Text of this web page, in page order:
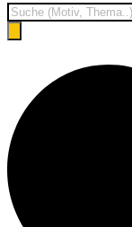
Products
search